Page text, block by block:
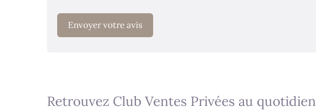
Retrouvez Club Ventes Privées au quotidien